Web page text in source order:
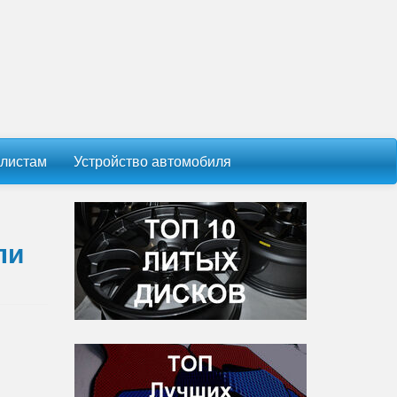
Устройство автомобиля